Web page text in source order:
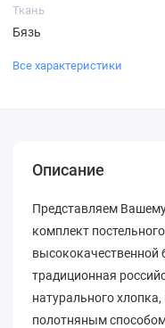
Ткань
Бязь
Все характеристики
Описание
Представляем
комплект
высококачественной
традиционная
натурального
полотняным